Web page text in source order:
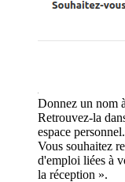
Donnez un nom
Retrouvez-la
espace personnel.
Vous souhaitez
d'emploi liées à
la réception ».